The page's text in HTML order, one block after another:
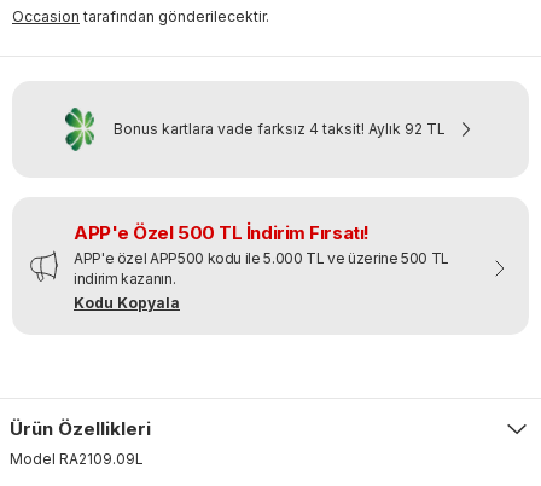
Occasion tarafından gönderilecektir.
Bonus kartlara vade farksız 4 taksit! Aylık 92 TL
APP'e Özel 500 TL İndirim Fırsatı!
APP'e özel APP500 kodu ile 5.000 TL ve üzerine 500 TL
indirim kazanın.
Kodu Kopyala
Ürün Özellikleri
Model RA2109.09L